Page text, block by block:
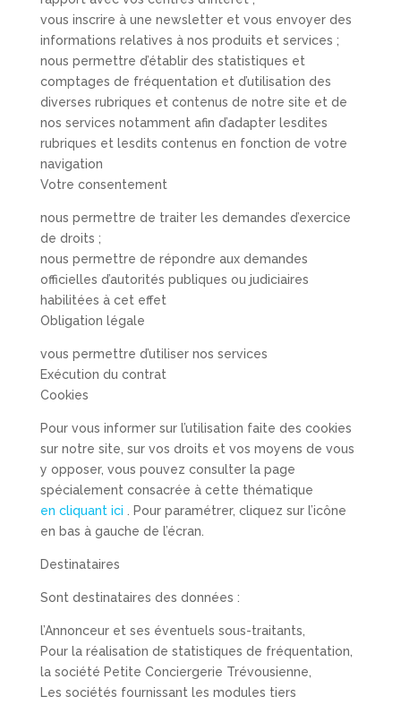
vous inscrire à une newsletter et vous envoyer des
informations relatives à nos produits et services ;
nous permettre d’établir des statistiques et
comptages de fréquentation et d’utilisation des
diverses rubriques et contenus de notre site et de
nos services notamment afin d’adapter lesdites
rubriques et lesdits contenus en fonction de votre
navigation
Votre consentement
nous permettre de traiter les demandes d’exercice
de droits ;
nous permettre de répondre aux demandes
officielles d’autorités publiques ou judiciaires
habilitées à cet effet
Obligation légale
vous permettre d’utiliser nos services
Exécution du contrat
Cookies
Pour vous informer sur l’utilisation faite des cookies
sur notre site, sur vos droits et vos moyens de vous
y opposer, vous pouvez consulter la page
spécialement consacrée à cette thématique
en cliquant ici . Pour paramétrer, cliquez sur l’icône
en bas à gauche de l’écran.
Destinataires
Sont destinataires des données :
l’Annonceur et ses éventuels sous-traitants,
Pour la réalisation de statistiques de fréquentation,
la société Petite Conciergerie Trévousienne,
Les sociétés fournissant les modules tiers